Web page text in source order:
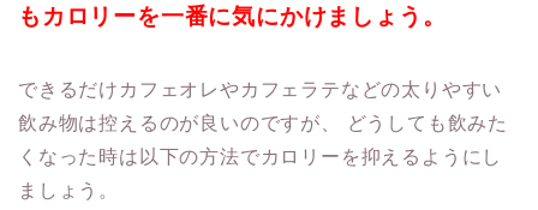
もカロリーを一番に気にかけましょう。
できるだけカフェオレやカフェラテなどの太りやすい
飲み物は控えるのが良いのですが、
どうしても飲みた
くなった時は以下の方法でカロリーを抑えるようにし
ましょう。